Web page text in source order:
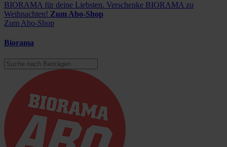
BIORAMA für deine Liebsten. Verschenke BIORAMA zu
Weihnachten! Zum Abo-Shop
Zum Abo-Shop
Biorama